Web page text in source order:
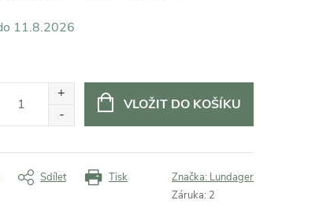
11.8.2026
VLOŽIT DO KOŠÍKU
Tisk
Sdílet Značka: Lundager
Záruka: 2